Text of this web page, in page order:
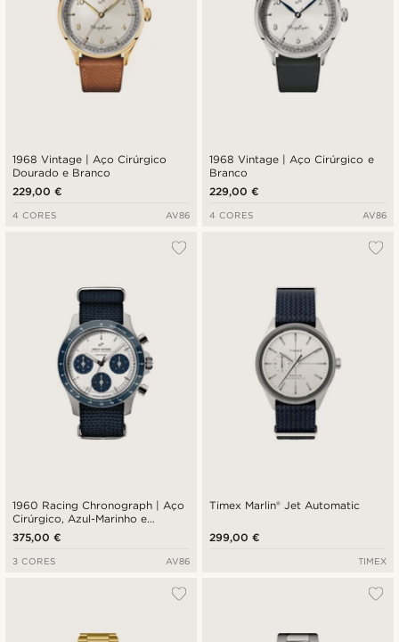
1968 Vintage | Aço Cirúrgico
Dourado e Branco
229,00 €
4 CORES AV86
1968 Vintage | Aço Cirúrgico e
Branco
229,00 €
4 CORES AV86
1960 Racing Chronograph | Aço
Cirúrgico, Azul-Marinho e
Esbranquiçado
375,00 €
3 CORES AV86
Timex Marlin® Jet Automatic
299,00 €
TIMEX